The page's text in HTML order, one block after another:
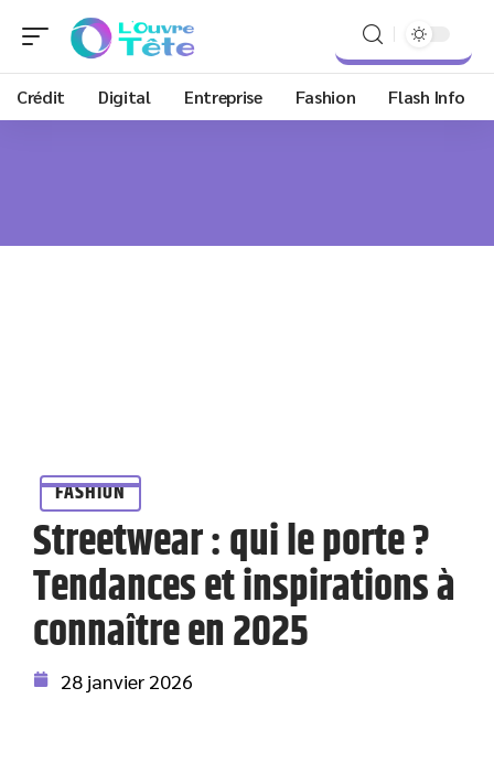
Crédit Digital Entreprise Fashion Flash Info
FASHION
Streetwear : qui le porte ?
Tendances et inspirations à
connaître en 2025
28 janvier 2026